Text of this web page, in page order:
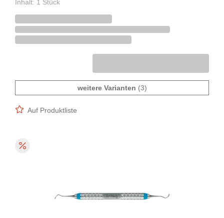
Inhalt: 1 Stück
weitere Varianten (3)
Auf Produktliste